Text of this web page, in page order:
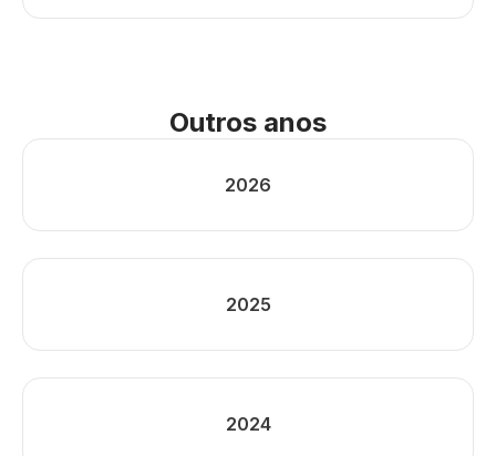
Outros anos
2026
2025
2024